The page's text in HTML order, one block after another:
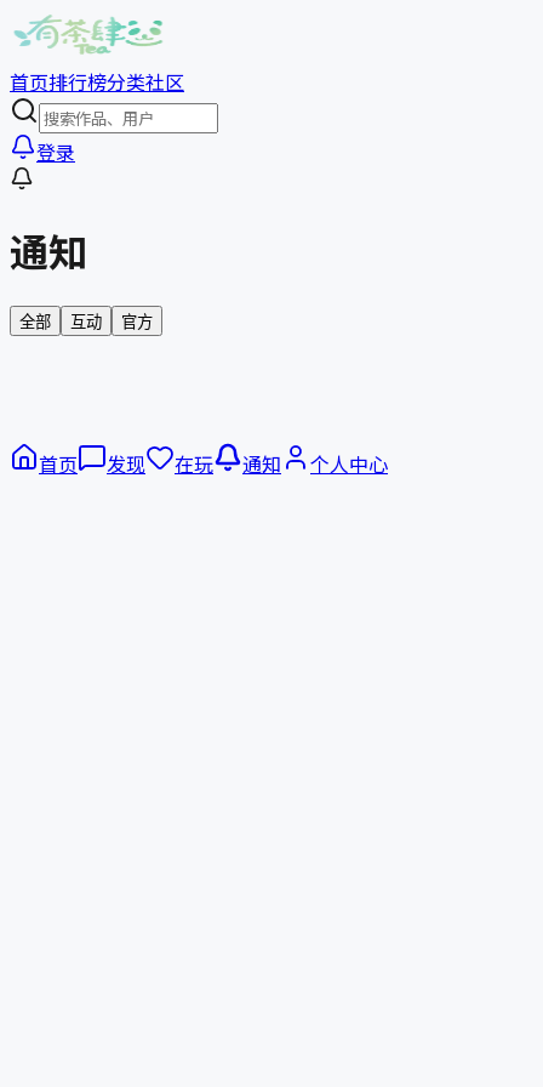
首页排行榜分类社区
登录
通知
全部 互动 官方
首页 发现 在玩 通知 个人中心